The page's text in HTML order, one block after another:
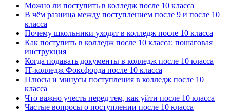
Можно ли поступить в колледж после 10 класса
В чём разница между поступлением после 9 и после 10
класса
Почему школьники уходят в колледж после 10 класса
Как поступить в колледж после 10 класса: пошаговая
инструкция
Когда подавать документы в колледж после 10 класса
IT-колледж Фоксфорда после 10 класса
Плюсы и минусы поступления в колледж после 10
класса
Что важно учесть перед тем, как уйти после 10 класса
Частые вопросы о поступлении после 10 класса